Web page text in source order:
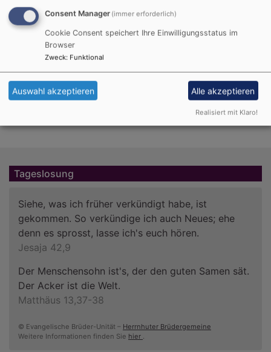
Passwort
Tageslosung
Siehe, was ich früher verkündigt habe, ist
gekommen. So verkündige ich auch Neues; ehe
denn es sprosst, lasse ich's euch hören.
Jesaja 42,9
Der Menschensohn ist's, der den guten Samen sät.
Der Acker ist die Welt.
Matthäus 13,37-38
© Evangelische Brüder-Unität – Herrnhuter Brüdergemeine
Weitere Informationen finden Sie hier .
Consent Manager (immer erforderlich)
Cookie Consent speichert Ihre Einwilligungsstatus im
Browser
Zweck: Funktional
Auswahl akzeptieren Alle akzeptieren
Realisiert mit Klaro!